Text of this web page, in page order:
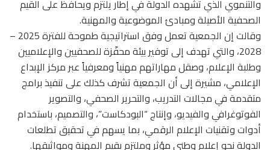
والتنموي الذي تشهده الدولة في إطار يلتزم ويحافظ على القيم
الصحفية الأصيلة ومبادئ الموضوعية والمهنية.
وقالت إن الجمعية تعمل وفق استراتيجية طموحة للفترة 2025 –
2028، والتي تهدف إلى توفير بيئة محفّزة للصحفيين والإعلاميين
وطلبة الإعلام، وصقل مهاراتهم مهنياً ومعرفياً عبر مركز الإبداع
الإعلامي، مشيرة إلى أن الجمعية تشرف كذلك على تنفيذ برامج
متقدمة في مجالات التدريب، والتحرير الصحفي، والتصوير
الفوتوغرافي والفيديو، وإنتاج “البودكاست”، والتصميم، باستخدام
أدوات وتقنيات الإعلام الرقمي، بما يسهم في تحقيق تطلعات
الدولة نحو إعلام وطني مؤثر وملتزم بقيم المهنة ومواثيقها.